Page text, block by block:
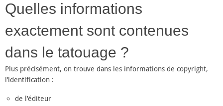
Quelles informations
exactement sont contenues
dans le tatouage ?
Plus précisément, on trouve dans les informations de copyright,
l’identification :
de l’éditeur